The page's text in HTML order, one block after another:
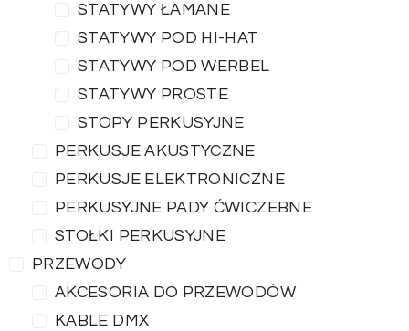
STATYWY ŁAMANE
STATYWY POD HI-HAT
STATYWY POD WERBEL
STATYWY PROSTE
STOPY PERKUSYJNE
PERKUSJE AKUSTYCZNE
PERKUSJE ELEKTRONICZNE
PERKUSYJNE PADY ĆWICZEBNE
STOŁKI PERKUSYJNE
PRZEWODY
AKCESORIA DO PRZEWODÓW
KABLE DMX